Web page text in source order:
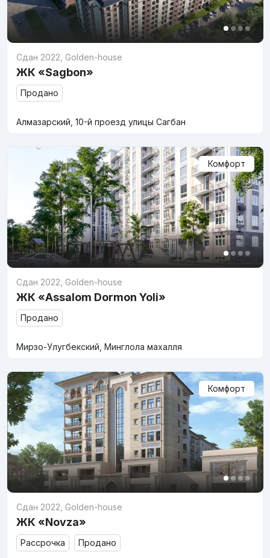
Сдан 2022 Golden-house
ЖК «Sagbon»
Продано
Алмазарский, 10-й проезд улицы Сагбан
Комфорт
Сдан 2022 Golden-house
ЖК «Assalom Dormon Yoli»
Продано
Мирзо-Улугбекский, Минглола махалля
Комфорт
Сдан 2022 Golden-house
ЖК «Novza»
Рассрочка Продано